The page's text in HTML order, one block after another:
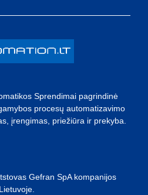
Sprendimai pagrindinė
procesų automatizavimo
įrengimas, priežiūra ir prekyba.
Gefran SpA kompanijos
Lietuvoje.